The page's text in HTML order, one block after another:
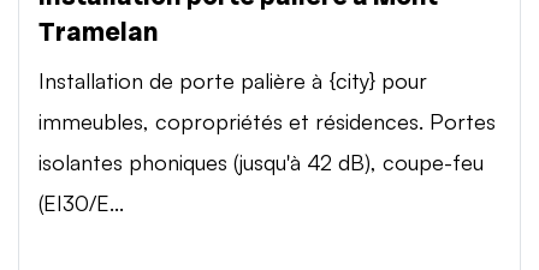
Tramelan
Installation de porte palière à {city} pour
immeubles, copropriétés et résidences. Portes
isolantes phoniques (jusqu'à 42 dB), coupe-feu
(EI30/E...